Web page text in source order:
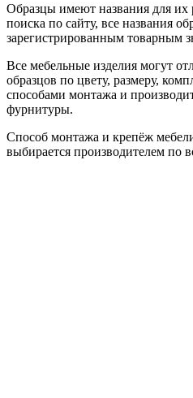
Образцы имеют названия для их
поиска по сайту, все названия
зарегистрированным товарным
Все мебельные изделия могут
образцов по цвету, размеру,
способами монтажа и
фурнитуры.
Способ монтажа и крепёж
выбирается производителем по